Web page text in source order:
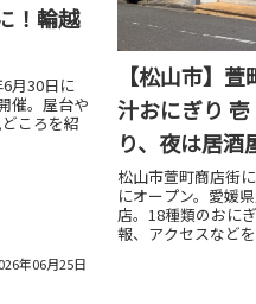
！輪越
月30日に
催。屋台や
ころを紹
年06月25日
【松山市】
汁おにぎり
り、夜は居酒
松山市萱町商店街
にオープン。愛媛
店。18種類のおに
報、アクセスなどを